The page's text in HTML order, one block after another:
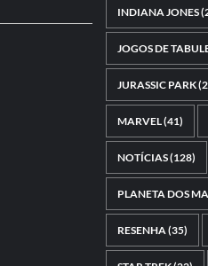
INDIANA JONES
JOGOS DE
JURASSIC PARK
MARVEL(41)
NOTÍCIAS(128)
PLANETA DOS
RESENHA (35)